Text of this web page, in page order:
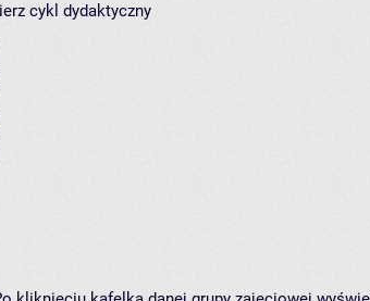
cykl dydaktyczny